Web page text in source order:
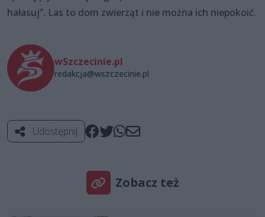
hałasuj”. Las to dom zwierząt i nie można ich niepokoić.
wSzczecinie.pl
redakcja@wszczecinie.pl
Udostępnij
Zobacz też